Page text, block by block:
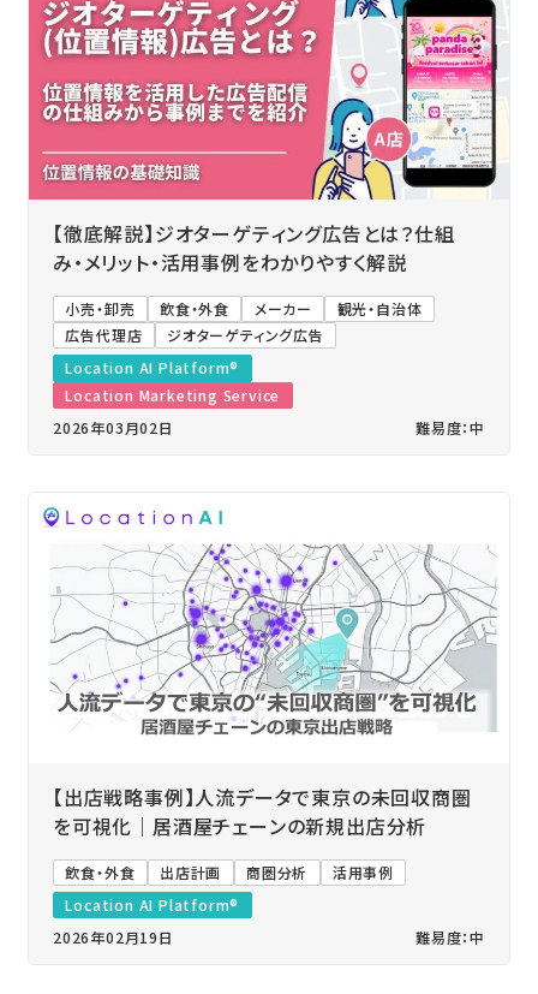
【徹底解説】ジオターゲティング広告とは？仕組
み・メリット・活用事例をわかりやすく解説
小売・卸売 飲食・外食 メーカー
観光・自治体
広告代理店
ジオターゲティング広告
Location AI Platform®
Location Marketing Service
2026年03月02日
難易度：中
【出店戦略事例】人流データで東京の未回収商圏
を可視化｜居酒屋チェーンの新規出店分析
飲食・外食 出店計画 商圏分析
活用事例
Location AI Platform®
2026年02月19日
難易度：中